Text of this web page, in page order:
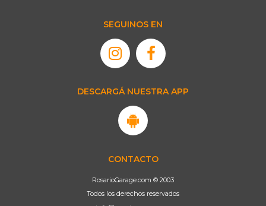
SEGUINOS EN
DESCARGÁ NUESTRA APP
CONTACTO
RosarioGarage.com © 2003
Todos los derechos reservados